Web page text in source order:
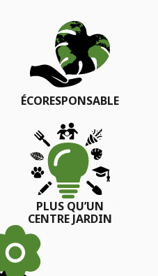
ÉCORESPONSABLE
PLUS QU’UN
CENTRE JARDIN